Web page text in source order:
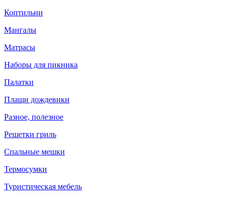
Коптильни
Мангалы
Матрасы
Наборы для пикника
Палатки
Плащи дождевики
Разное, полезное
Решетки гриль
Спальные мешки
Термосумки
Туристическая мебель